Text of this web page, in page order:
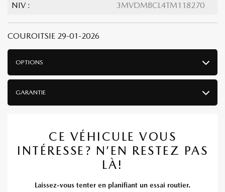
NIV :
3MVDMBCL4TM118270
COUROITSIE 29-01-2026
OPTIONS
GARANTIE
CE VÉHICULE VOUS
INTÉRESSE? N’EN RESTEZ PAS
LÀ!
Laissez-vous tenter en planifiant un essai routier.